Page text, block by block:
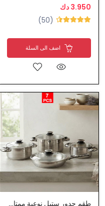
3.950 دك
(50)
اضف الى السلة
طقم جدور ستيل نوعية ممتازة